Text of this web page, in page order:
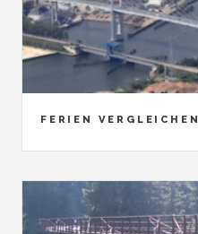
FERIEN VERGLEICHEN